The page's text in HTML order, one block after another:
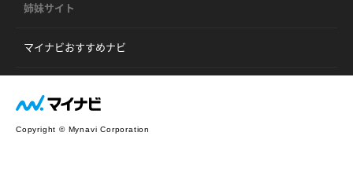
姉妹サイト
マイナビおすすめナビ
Copyright © Mynavi Corporation